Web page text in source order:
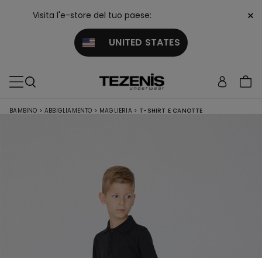
Visita l'e-store del tuo paese:
UNITED STATES
×
BAMBINO > ABBIGLIAMENTO > MAGLIERIA > T-SHIRT E CANOTTE